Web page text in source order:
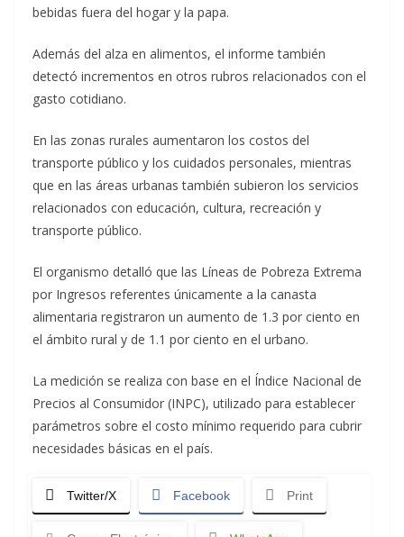
bebidas fuera del hogar y la papa.
Además del alza en alimentos, el informe también
detectó incrementos en otros rubros relacionados con el
gasto cotidiano.
En las zonas rurales aumentaron los costos del
transporte público y los cuidados personales, mientras
que en las áreas urbanas también subieron los servicios
relacionados con educación, cultura, recreación y
transporte público.
El organismo detalló que las Líneas de Pobreza Extrema
por Ingresos referentes únicamente a la canasta
alimentaria registraron un aumento de 1.3 por ciento en
el ámbito rural y de 1.1 por ciento en el urbano.
La medición se realiza con base en el Índice Nacional de
Precios al Consumidor (INPC), utilizado para establecer
parámetros sobre el costo mínimo requerido para cubrir
necesidades básicas en el país.
Twitter/X Facebook Print